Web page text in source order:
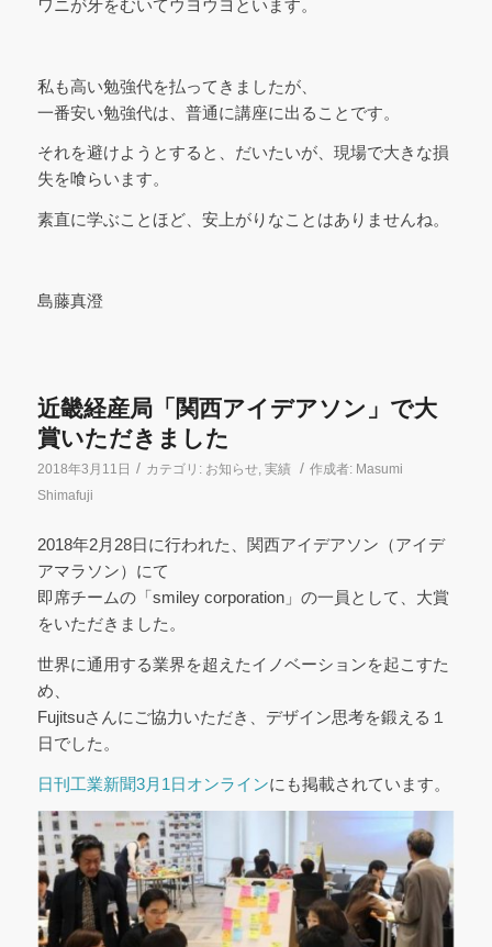
ワニが牙をむいてウヨウヨといます。
私も高い勉強代を払ってきましたが、
一番安い勉強代は、普通に講座に出ることです。
それを避けようとすると、だいたいが、現場で大きな損
失を喰らいます。
素直に学ぶことほど、安上がりなことはありませんね。
島藤真澄
近畿経産局「関西アイデアソン」で大
賞いただきました
2018年3月11日 / カテゴリ: お知らせ, 実績 / 作成者: Masumi
Shimafuji
2018年2月28日に行われた、関西アイデアソン（アイデ
アマラソン）にて
即席チームの「smiley corporation」の一員として、大賞
をいただきました。
世界に通用する業界を超えたイノベーションを起こすた
め、
Fujitsuさんにご協力いただき、デザイン思考を鍛える１
日でした。
日刊工業新聞3月1日オンラインにも掲載されています。